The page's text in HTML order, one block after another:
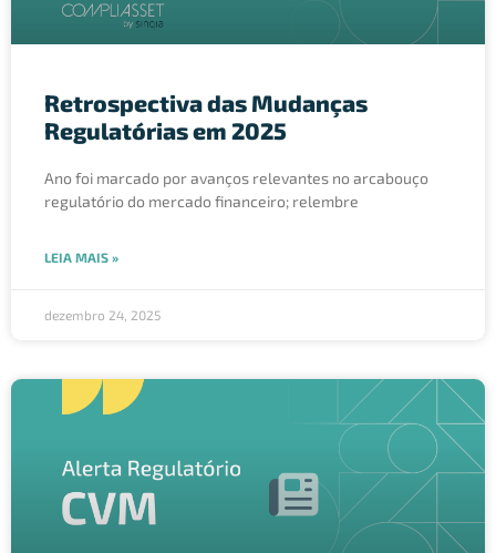
Retrospectiva das Mudanças
Regulatórias em 2025
Ano foi marcado por avanços relevantes no arcabouço
regulatório do mercado financeiro; relembre
LEIA MAIS »
dezembro 24, 2025